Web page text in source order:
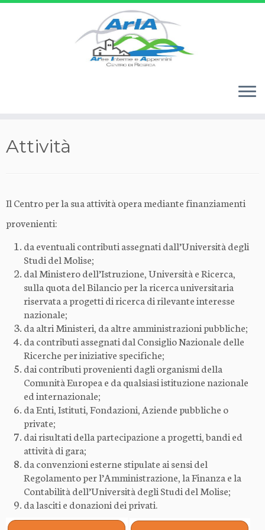
al
Attività
Il Centro per la sua attività opera mediante finanziamenti
provenienti:
da eventuali contributi assegnati dall’Università degli
Studi del Molise;
dal Ministero dell’Istruzione, Università e Ricerca,
sulla quota del Bilancio per la ricerca universitaria
riservata a progetti di ricerca di rilevante interesse
nazionale;
da altri Ministeri, da altre amministrazioni pubbliche;
da contributi assegnati dal Consiglio Nazionale delle
Ricerche per iniziative specifiche;
dai contributi provenienti dagli organismi della
Comunità Europea e da qualsiasi istituzione nazionale
ed internazionale;
da Enti, Istituti, Fondazioni, Aziende pubbliche o
private;
dai risultati della partecipazione a progetti, bandi ed
attività di gara;
da convenzioni esterne stipulate ai sensi del
Regolamento per l’Amministrazione, la Finanza e la
Contabilità dell’Università degli Studi del Molise;
da lasciti e donazioni dei privati.